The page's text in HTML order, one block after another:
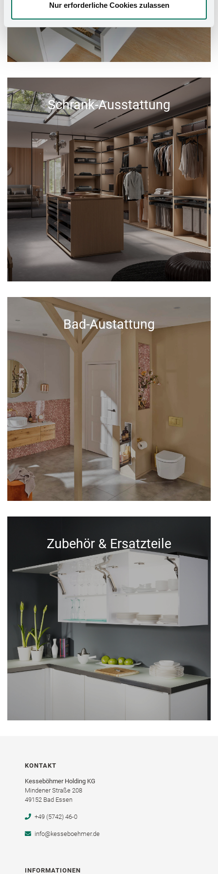
Nur erforderliche Cookies zulassen
Schrank-Ausstattung
Bad-Austattung
Zubehör & Ersatzteile
KONTAKT
Kesseböhmer Holding KG
Mindener Straße 208
49152 Bad Essen
+49 (5742) 46-0
info@kesseboehmer.de
INFORMATIONEN